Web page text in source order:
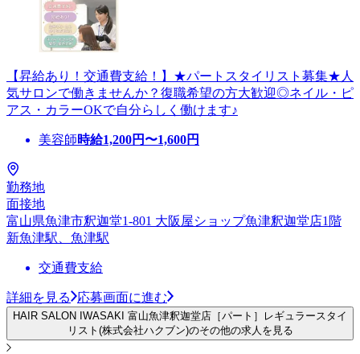
【昇給あり！交通費支給！】★パートスタイリスト募集★人
気サロンで働きませんか？復職希望の方大歓迎◎ネイル・ピ
アス・カラーOKで自分らしく働けます♪
美容師時給1,200円〜1,600円
勤務地
面接地
富山県魚津市釈迦堂1-801 大阪屋ショップ魚津釈迦堂店1階
新魚津駅、魚津駅
交通費支給
詳細を見る 応募画面に進む
HAIR SALON IWASAKI 富山魚津釈迦堂店［パート］レギュラースタイ
リスト(株式会社ハクブン)のその他の求人を見る